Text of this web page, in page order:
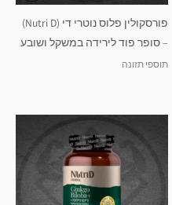
פורסקולין פלוס נוטרי די (Nutri D)
– סופר פוד לירידה במשקל ושובע
תוספי תזונה